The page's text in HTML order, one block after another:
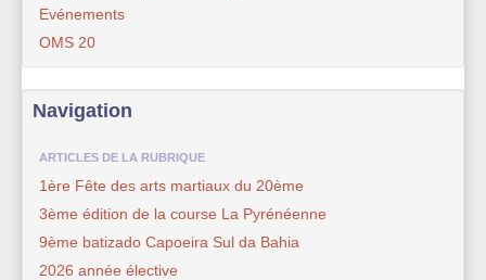
Evénements
OMS 20
Navigation
ARTICLES DE LA RUBRIQUE
1ère Fête des arts martiaux du 20ème
3ème édition de la course La Pyrénéenne
9ème batizado Capoeira Sul da Bahia
2026 année élective